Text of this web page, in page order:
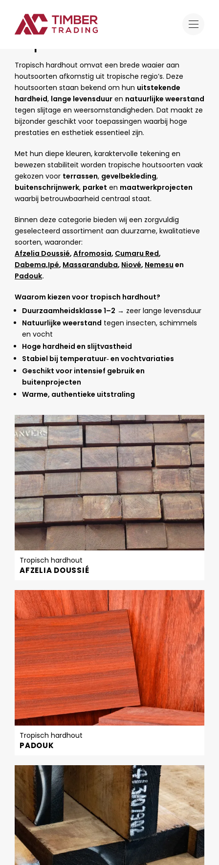
Aanbod Tropisch hardhout
Tropisch hardhout
Tropisch hardhout omvat een brede waaier aan
houtsoorten afkomstig uit tropische regio’s. Deze
houtsoorten staan bekend om hun uitstekende
hardheid, lange levensduur en natuurlijke weerstand
tegen slijtage en weersomstandigheden. Dat maakt ze
bijzonder geschikt voor toepassingen waarbij hoge
prestaties en esthetiek essentieel zijn.
Met hun diepe kleuren, karaktervolle tekening en
bewezen stabiliteit worden tropische houtsoorten vaak
gekozen voor terrassen, gevelbekleding,
buitenschrijnwerk, parket en maatwerkprojecten
waarbij betrouwbaarheid centraal staat.
Binnen deze categorie bieden wij een zorgvuldig
geselecteerd assortiment aan duurzame, kwalitatieve
soorten, waaronder:
Afzelia Doussié, Afromosia, Cumaru Red,
Dabema,Ipé, Massaranduba, Niové, Nemesu en
Padouk.
Waarom kiezen voor tropisch hardhout?
Duurzaamheidsklasse 1–2 → zeer lange levensduur
Natuurlijke weerstand tegen insecten, schimmels
en vocht
Hoge hardheid en slijtvastheid
Stabiel bij temperatuur‑ en vochtvariaties
Geschikt voor intensief gebruik en
buitenprojecten
Warme, authentieke uitstraling
Tropisch hardhout
AFZELIA DOUSSIÉ
Tropisch hardhout
PADOUK